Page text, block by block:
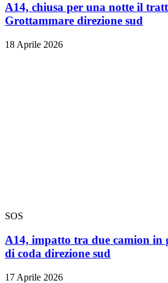
A14, chiusa per una notte il
Grottammare direzione sud
18 Aprile 2026
SOS
A14, impatto tra due camion in
di coda direzione sud
17 Aprile 2026